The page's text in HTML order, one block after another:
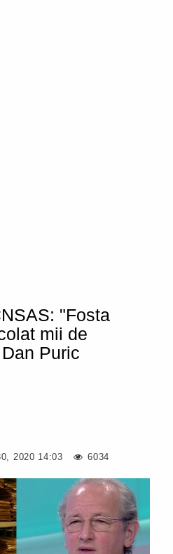
"Fosta
mii de
Puric
2020 14:03 6034